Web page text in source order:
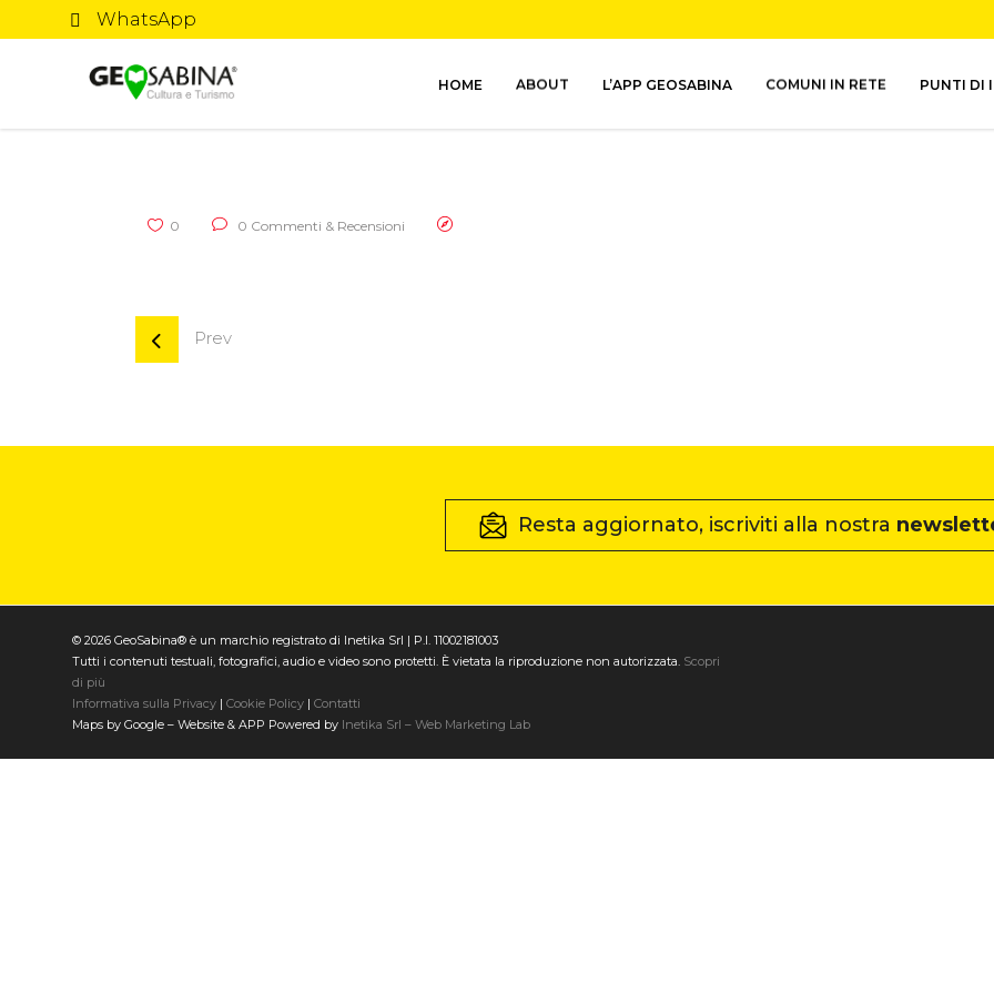
WhatsApp
HOME ABOUT L’APP GEOSABINA COMUNI IN RETE PUNTI DI
0 0 Commenti & Recensioni
Prev
Resta aggiornato, iscriviti alla nostra
© 2026 GeoSabina® è un marchio registrato di Inetika Srl | P.I. 11002181003
Tutti i contenuti testuali, fotografici, audio e video sono protetti. È vietata la riproduzione non autorizzata. Scopri
di più
Informativa sulla Privacy | Cookie Policy | Contatti
Maps by Google – Website & APP Powered by Inetika Srl – Web Marketing Lab